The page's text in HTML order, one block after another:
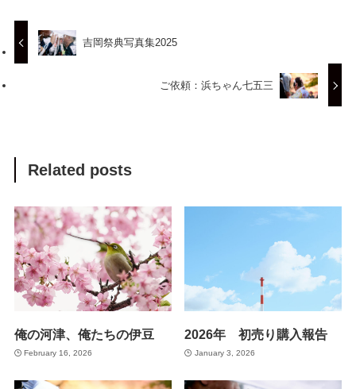
吉岡祭典写真集2025
ご依頼：浜ちゃん七五三
Related posts
俺の河津、俺たちの伊豆
February 16, 2026
2026年 初売り購入報告
January 3, 2026